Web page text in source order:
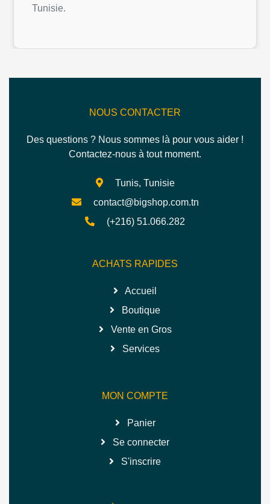
Tunisie.
NOUS CONTACTER
Des questions ? Nous sommes là pour vous aider !
Contactez-nous à tout moment.
Tunis, Tunisie
contact@bigshop.com.tn
(+216) 51.066.282
ACHATS RAPIDES
Accueil
Boutique
Vente en Gros
Services
MON COMPTE
Panier
Se connecter
S'inscrire